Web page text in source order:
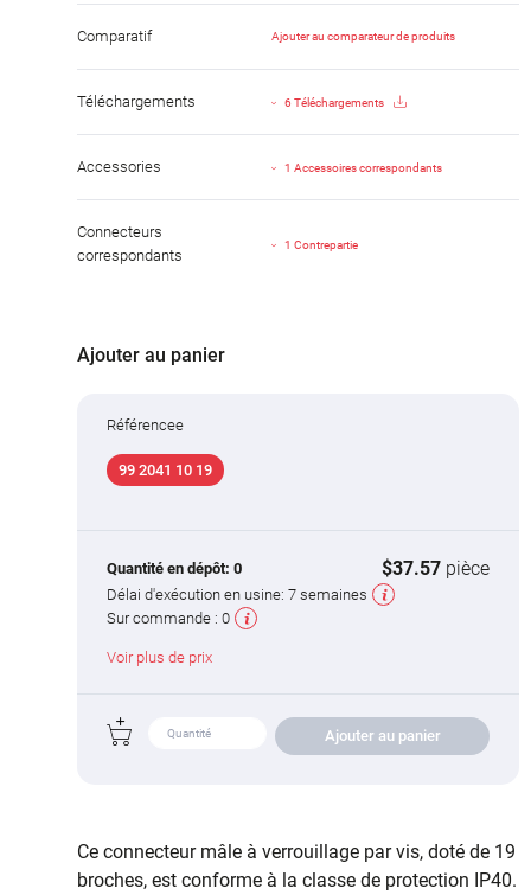
Comparatif Ajouter au comparateur de produits
Téléchargements 6 Téléchargements
Accessories 1 Accessoires correspondants
Connecteurs
correspondants
1 Contrepartie
Ajouter au panier
Référencee
99 2041 10 19
Quantité en dépôt: 0 $37.57 pièce
Délai d'exécution en usine: 7 semaines
Sur commande : 0
Voir plus de prix
Ajouter au panier
Ce connecteur mâle à verrouillage par vis, doté de 19
broches, est conforme à la classe de protection IP40.